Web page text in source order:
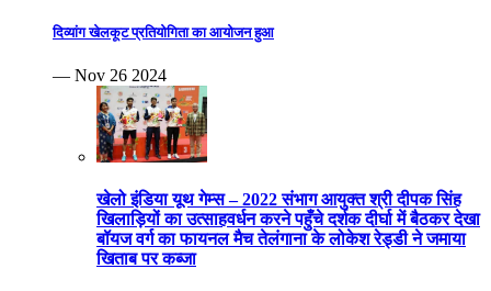
दिव्यांग खेलकूट प्रतियोगिता का आयोजन हुआ
— Nov 26 2024
खेलो इंडिया यूथ गेम्स – 2022 संभाग आयुक्त श्री दीपक सिंह
खिलाड़ियों का उत्साहवर्धन करने पहुँचे दर्शक दीर्घा में बैठकर देखा
बॉयज वर्ग का फायनल मैच तेलंगाना के लोकेश रेड्डी ने जमाया
खिताब पर कब्जा